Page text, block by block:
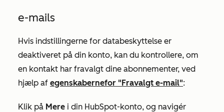
e-mails
Hvis indstillingerne for databeskyttelse er
deaktiveret på din konto, kan du kontrollere, om
en kontakt har fravalgt dine abonnementer, ved
hjælp af egenskabernefor "Fravalgt e-mail":
Klik på Mere i din HubSpot-konto, og navigér